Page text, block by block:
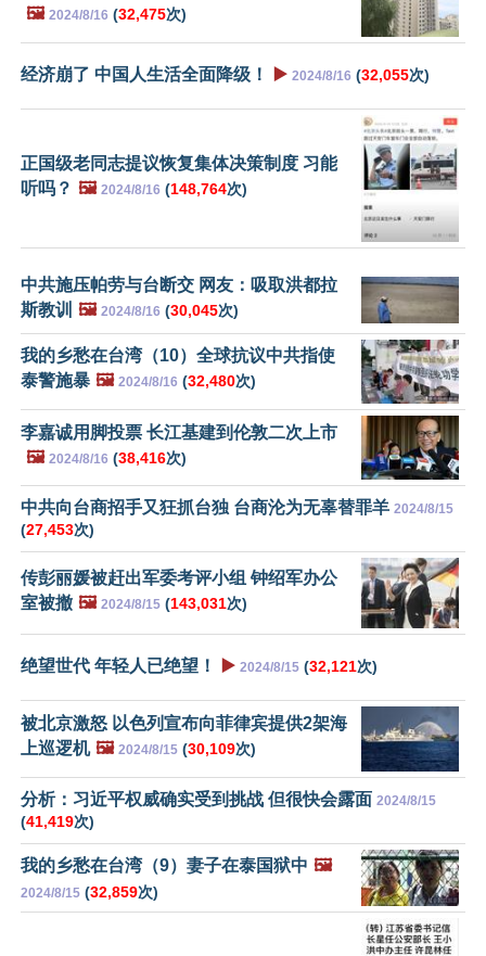
🖼️ 2024/8/16 (32,475次)
经济崩了 中国人生活全面降级！ ▶️ 2024/8/16 (32,055次)
正国级老同志提议恢复集体决策制度 习能
听吗？ 🖼️ 2024/8/16 (148,764次)
中共施压帕劳与台断交 网友：吸取洪都拉
斯教训
🖼️ 2024/8/16 (30,045次)
我的乡愁在台湾（10）全球抗议中共指使
泰警施暴 🖼️ 2024/8/16 (32,480次)
李嘉诚用脚投票 长江基建到伦敦二次上市
🖼️ 2024/8/16 (38,416次)
中共向台商招手又狂抓台独 台商沦为无辜替罪羊 2024/8/15
(27,453次)
传彭丽媛被赶出军委考评小组 钟绍军办公
室被撤 🖼️ 2024/8/15 (143,031次)
绝望世代 年轻人已绝望！ ▶️ 2024/8/15 (32,121次)
被北京激怒 以色列宣布向菲律宾提供2架海
上巡逻机 🖼️ 2024/8/15 (30,109次)
分析：习近平权威确实受到挑战 但很快会露面 2024/8/15
(41,419次)
我的乡愁在台湾（9）妻子在泰国狱中 🖼️
2024/8/15 (32,859次)